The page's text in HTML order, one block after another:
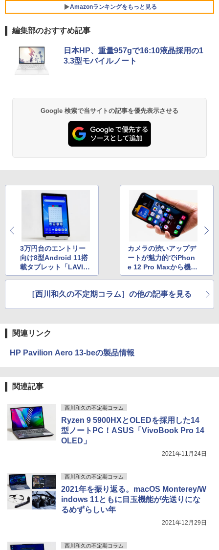
￥30,800
FUJITSU LIFEBOOK S937 Core i5 20G
B 新品SSD2TB スーパーマルチ 無線LAN
フルHD Windows10 64bit WPS Office
￥75,800
パナソニック PT-VMZ51J 液晶プロジェ
クター
￥345,800
Amazonランキングをもっと見る
BRUCE WAYNE feat. Flo Milli, ATL Jacob
[Explicit]
BRUCE WAYNE feat. Flo Milli, ATL Jacob
[Explicit]
￥250
￥250
On My Road (Stadium ver.)
￥250
BUGS LIFE
￥250
【Amazon.co.jp限定】 い・ろ・は・す 2L P
ET ラベルレス ×8本
by Amazon 天然水 ラベルレス 500ml ×24本
富士山の天然水 バナジウム含有 水 ミネラル
ウォーター ペットボトル 静岡県産 500ミリリ
ットル (Smart Basic)
by Amazon 炭酸水 ラベルレス 500ml ×24本
強炭酸水 ペットボトル 500ミリリットル (Sm
art Basic)
￥1,625
ベルレス 650mlPET×24本
薬屋のひとりごと 17巻 (デジタル版ビッグガ
ンガンコミックス)
異世界居酒屋「のぶ」(22) (角川コミックス・
エース)
￥832
HUNTER×HUNTER モノクロ版 39 (ジャンプ
￥572
スーパーの裏でヤニ吸うふたり 9巻 (デジタル
編集部のおすすめ記事
日本HP、重量957gで16:10液晶採用の1
3.3型モバイルノート
Google 検索で当サイトの記事を優先表示させる
3万円台のエントリー
向け8型Android 11搭
載タブレット「LAVIE
T8(T0875/CAS)」
カメラの渋いアップデ
ートが魅力的でiPhon
e 12 Pro Maxから機種
変! 「iPhone 13 Pr
［西川和久の不定期コラム］の他の記事を見る
関連リンク
HP Pavilion Aero 13-beの製品情報
関連記事
西川和久の不定期コラム
Ryzen 9 5900HXとOLEDを採用した14
型ノートPC！ASUS「VivoBook Pro 14
OLED」
2021年11月24日
西川和久の不定期コラム
2021年を振り返る。macOS Monterey/W
indows 11ともに目玉機能が先送りにな
るめずらしい年
2021年12月29日
西川和久の不定期コラム